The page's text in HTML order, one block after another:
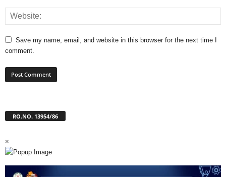
Save my name, email, and website in this browser for the next time I
comment.
RO.NO. 13954/86
×